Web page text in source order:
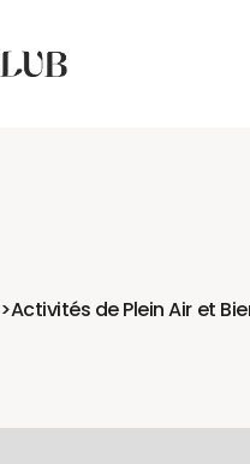
>Activités de Plein Air et